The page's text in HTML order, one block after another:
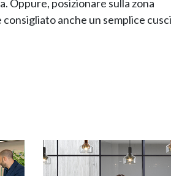
Oppure, posizionare sulla zona
anche un semplice